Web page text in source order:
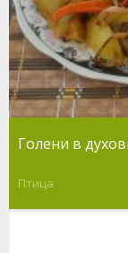
Голени в
Птица